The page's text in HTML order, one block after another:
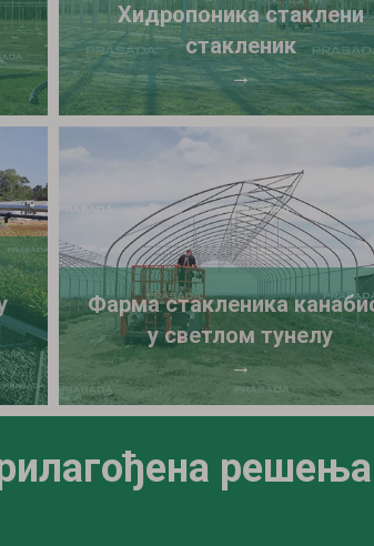
Хидропоника стаклени
стакленик
→
Фарма стакленика
у светлом тунелу
→